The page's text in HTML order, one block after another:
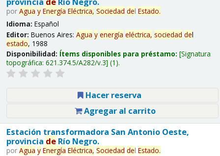
por Agua y Energía Eléctrica, Sociedad del Estado.
Idioma: Español
Editor: Buenos Aires: Agua y energía eléctrica, sociedad del
estado, 1988
Disponibilidad: Ítems disponibles para préstamo: Signatura
topográfica: 621.374.5/A282/v.3 (1).
Hacer reserva
Agregar al carrito
Estación transformadora San Antonio Oeste,
provincia deRío Negro.
por Agua y Energía Eléctrica, Sociedad del Estado.